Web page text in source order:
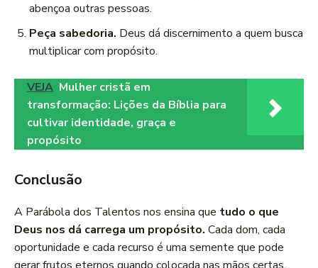
abençoa outras pessoas.
Peça sabedoria. Deus dá discernimento a quem busca
multiplicar com propósito.
VEJA Mulher cristã em
transformação: Lições da Bíblia para
cultivar identidade, graça e
propósito
Conclusão
A Parábola dos Talentos nos ensina que tudo o que
Deus nos dá carrega um propósito. Cada dom, cada
oportunidade e cada recurso é uma semente que pode